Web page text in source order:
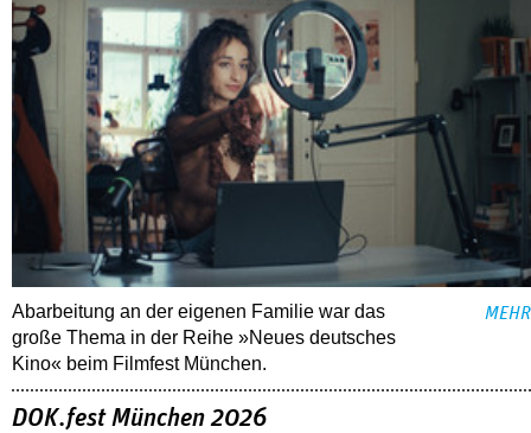
Abarbeitung an der eigenen Familie war das
große Thema in der Reihe »Neues deutsches
Kino« beim Filmfest München.
MEHR
DOK.fest München 2026